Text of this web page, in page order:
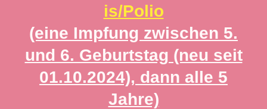
is/Polio
(eine Impfung zwischen 5.
und 6. Geburtstag (neu seit
01.10.2024), dann alle 5
Jahre)